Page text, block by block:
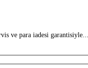
ve para iadesi